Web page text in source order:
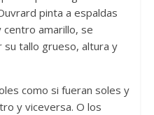
pinta a espaldas
amarillo, se
su tallo grueso, altura y
como si fueran soles y
y viceversa. O los